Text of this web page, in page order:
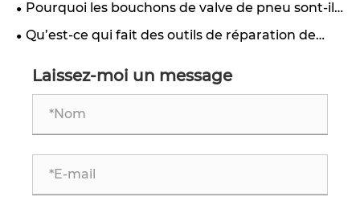
conduite plus sûre et plus efficace ?
Pourquoi les bouchons de valve de pneu sont-ils
cruciaux pour la sécurité et les performances du
véhicule ?
Qu’est-ce qui fait des outils de réparation de
Laissez-moi un message